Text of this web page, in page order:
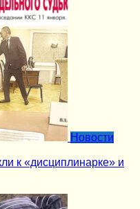
Новости
к «дисциплинарке» и